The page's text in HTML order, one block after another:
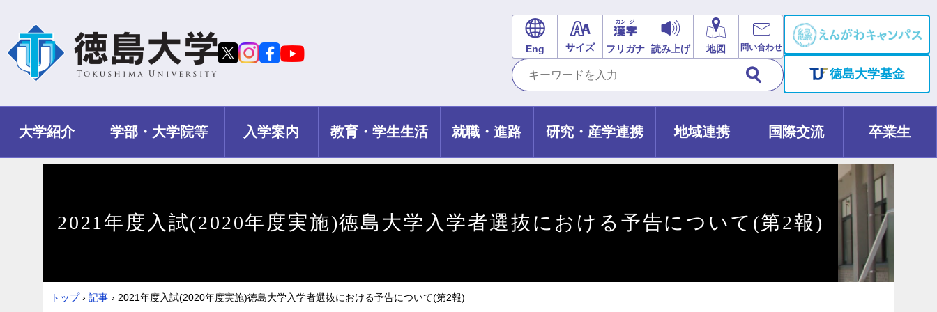
Eng サイズ フリガナ 読み上げ 地図 問い合わせ
徳島大学基金
大学紹介 学部・大学院等 入学案内 教育・学生生活 就職・進路 研究・産学連携 地域連携 国際交流 卒業生
2021年度入試(2020年度実施)徳島大学入学者選抜における予告について(第2報)
トップ › 記事 › 2021年度入試(2020年度実施)徳島大学入学者選抜における予告について(第2報)